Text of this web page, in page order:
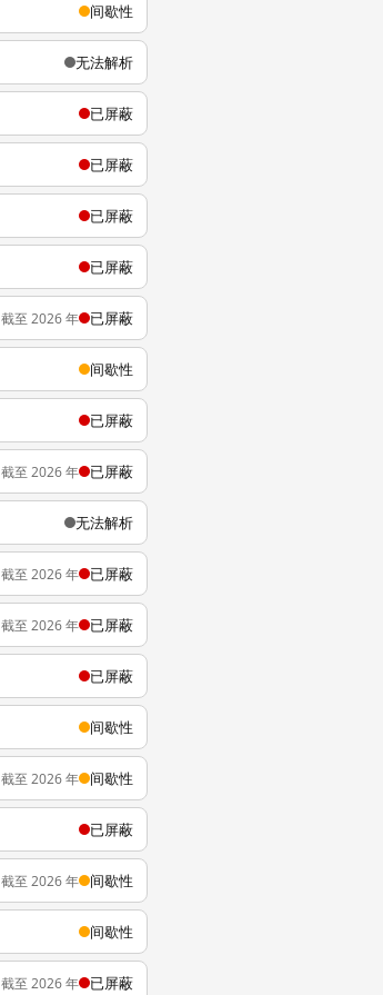
间歇性
无法解析
已屏蔽
已屏蔽
已屏蔽
已屏蔽
截至 2026 年 已屏蔽
间歇性
已屏蔽
截至 2026 年 已屏蔽
无法解析
截至 2026 年 已屏蔽
截至 2026 年 已屏蔽
已屏蔽
间歇性
截至 2026 年 间歇性
已屏蔽
截至 2026 年 间歇性
间歇性
截至 2026 年 已屏蔽